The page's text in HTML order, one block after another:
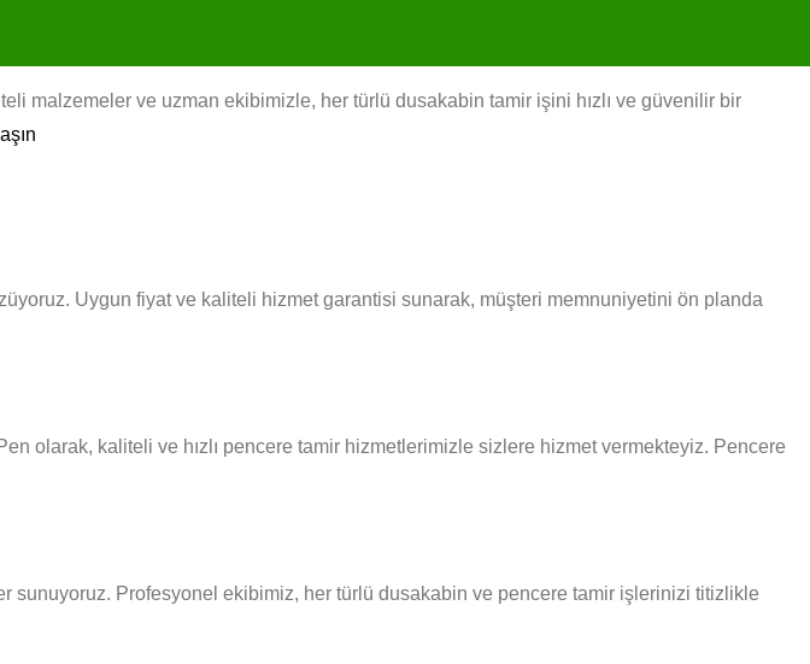
malzemeler ve uzman ekibimizle, her türlü dusakabin tamir işini hızlı ve güvenilir bir
Uygun fiyat ve kaliteli hizmet garantisi sunarak, müşteri memnuniyetini ön planda
olarak, kaliteli ve hızlı pencere tamir hizmetlerimizle sizlere hizmet vermekteyiz. Pencere
sunuyoruz. Profesyonel ekibimiz, her türlü dusakabin ve pencere tamir işlerinizi titizlikle